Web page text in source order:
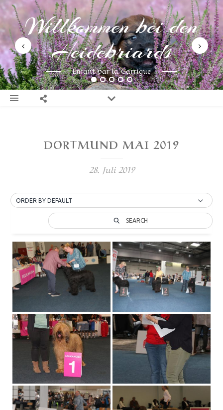
Willkommen bei den
Heidebriards
– Enfant par la Garrigue –
DORTMUND MAI 2019
28. Juli 2019
ORDER BY DEFAULT
SEARCH